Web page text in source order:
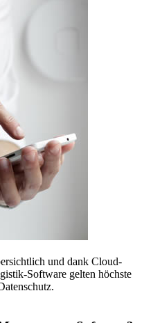
und dank Cloud-
Software gelten höchste